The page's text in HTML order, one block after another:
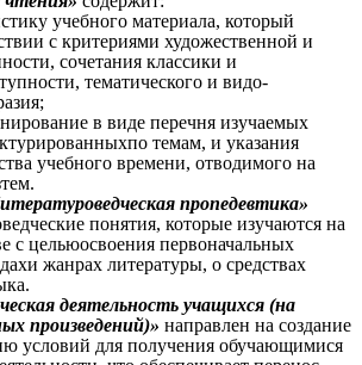
учебного материала, который
с критериями художественной и
сочетания классики и
тематического и видо-
в виде перечня изучаемых
темам, и указания
учебного времени, отводимого на
пропедевтика»
понятия, которые изучаются на
с цельюосвоения первоначальных
жанрах литературы, о средствах
деятельность учащихся (на
произведений)» направлен на создание
условий для получения обучающимися